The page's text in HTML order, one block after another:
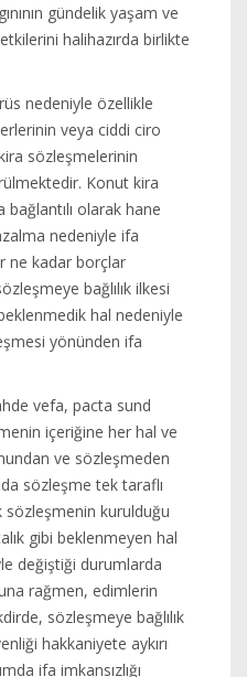
gündelik yaşam ve
halihazırda birlikte
nedeniyle özellikle
veya ciddi ciro
sözleşmelerinin
Konut kira
olarak hane
nedeniyle ifa
ne kadar borçlar
bağlılık ilkesi
hal nedeniyle
yönünden ifa
vefa, pacta sund
içeriğine her hal ve
ve sözleşmeden
sözleşme tek taraflı
kurulduğu
gibi beklenmeyen hal
değiştiği durumlarda
rağmen, edimlerin
sözleşmeye bağlılık
hakkaniyete aykırı
ifa imkansızlığı